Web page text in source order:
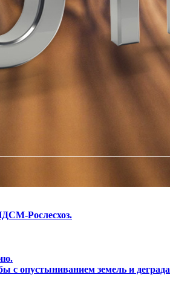
Рослесхоз.
с опустыниванием земель и